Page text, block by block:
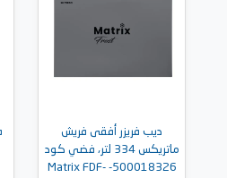
ديب فريزر أفقى فريش
ماتريكس 334 لتر، فضي كود
500018326- Matrix FDF-